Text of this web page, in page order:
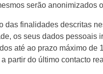
serão anonimizados
das finalidades descritas
os seus dados pessoais
até ao prazo máximo de
partir do último contacto